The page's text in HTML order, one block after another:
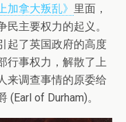
加拿大叛乱》 里面，
主要权力的起义。
起了英国政府的高度
行事权力，解散了上
来调查事情的原委给
of Durham)。